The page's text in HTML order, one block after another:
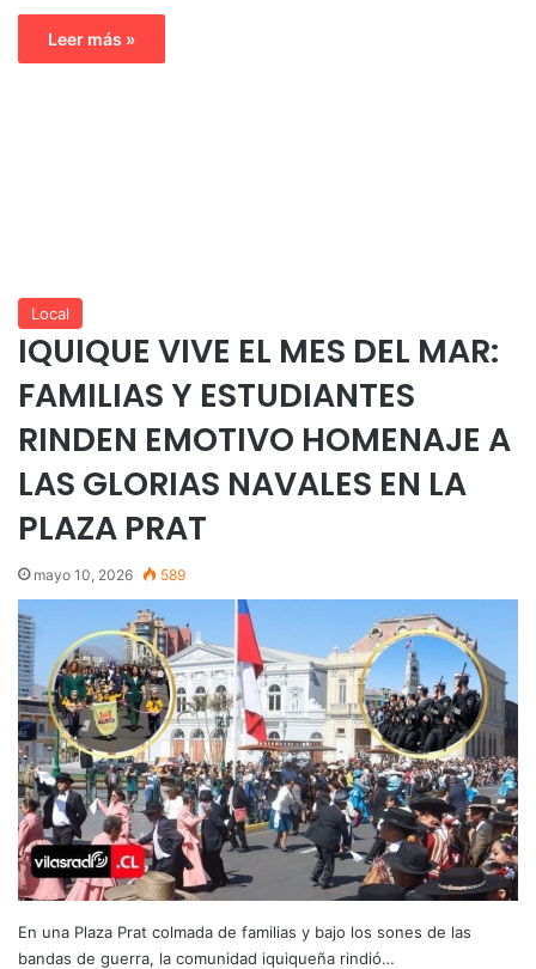
Leer más »
Local
IQUIQUE VIVE EL MES DEL MAR:
FAMILIAS Y ESTUDIANTES
RINDEN EMOTIVO HOMENAJE A
LAS GLORIAS NAVALES EN LA
PLAZA PRAT
mayo 10, 2026 589
En una Plaza Prat colmada de familias y bajo los sones de las
bandas de guerra, la comunidad iquiqueña rindió…